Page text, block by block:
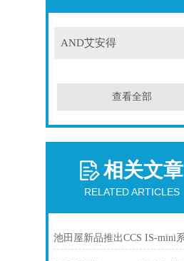
AND艾安得
查看全部
相关文章
RELATED ARTICLES